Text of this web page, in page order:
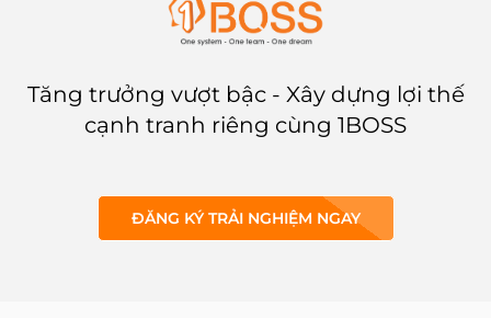
Tăng trưởng vượt bậc - Xây dựng lợi thế
cạnh tranh riêng cùng 1BOSS
ĐĂNG KÝ TRẢI NGHIỆM NGAY